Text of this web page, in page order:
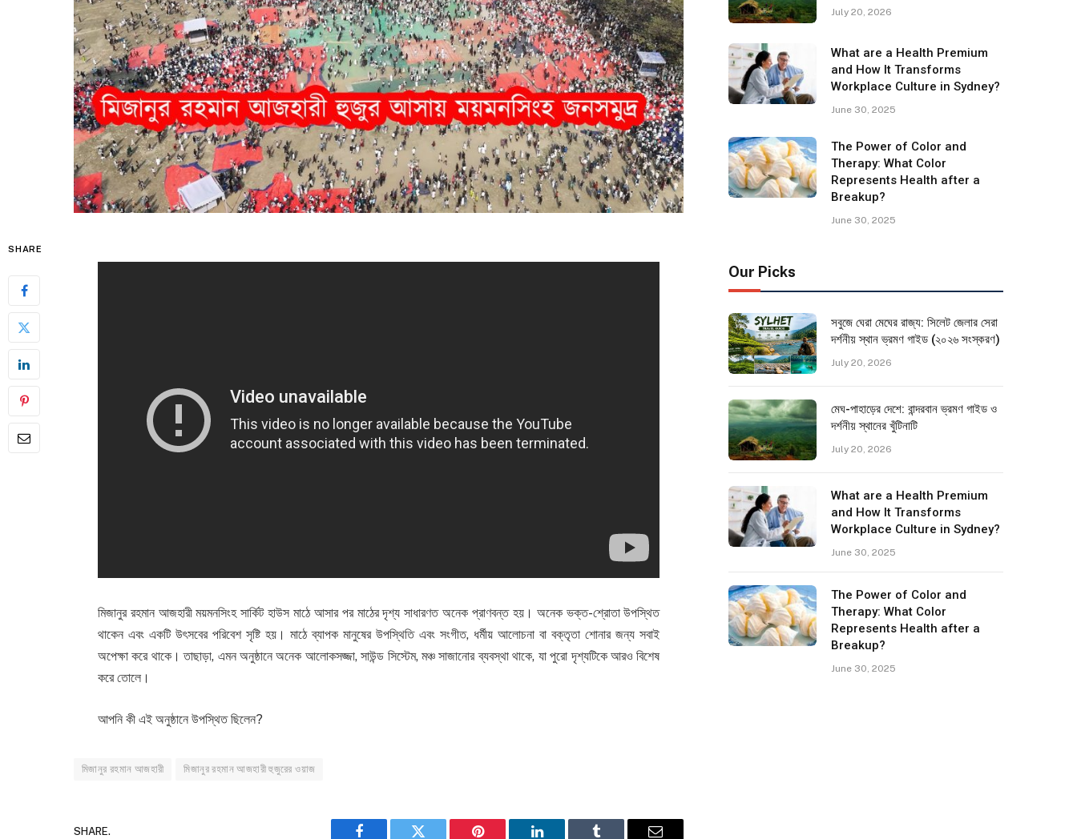
SHARE
মিজানুর রহমান আজহারী ময়মনসিংহ সার্কিট হাউস মাঠে আসার পর মাঠের দৃশ্য সাধারণত অনেক প্রাণবন্ত হয়। অনেক ভক্ত-শ্রোতা উপস্থিত
থাকেন এবং একটি উৎসবের পরিবেশ সৃষ্টি হয়। মাঠে ব্যাপক মানুষের উপস্থিতি এবং সংগীত, ধর্মীয় আলোচনা বা বক্তৃতা শোনার জন্য সবাই
অপেক্ষা করে থাকে। তাছাড়া, এমন অনুষ্ঠানে অনেক আলোকসজ্জা, সাউন্ড সিস্টেম, মঞ্চ সাজানোর ব্যবস্থা থাকে, যা পুরো দৃশ্যটিকে আরও বিশেষ
করে তোলে।
আপনি কী এই অনুষ্ঠানে উপস্থিত ছিলেন?
মিজানুর রহমান আজহারী মিজানুর রহমান আজহারী হুজুরের ওয়াজ
SHARE.
July 20, 2026
What are a Health Premium
and How It Transforms
Workplace Culture in Sydney?
June 30, 2025
The Power of Color and
Therapy: What Color
Represents Health after a
Breakup?
June 30, 2025
Our Picks
সবুজে ঘেরা মেঘের রাজ্য: সিলেট জেলার সেরা
দর্শনীয় স্থান ভ্রমণ গাইড (২০২৬ সংস্করণ)
July 20, 2026
মেঘ-পাহাড়ের দেশে: বান্দরবান ভ্রমণ গাইড ও
দর্শনীয় স্থানের খুঁটিনাটি
July 20, 2026
What are a Health Premium
and How It Transforms
Workplace Culture in Sydney?
June 30, 2025
The Power of Color and
Therapy: What Color
Represents Health after a
Breakup?
June 30, 2025